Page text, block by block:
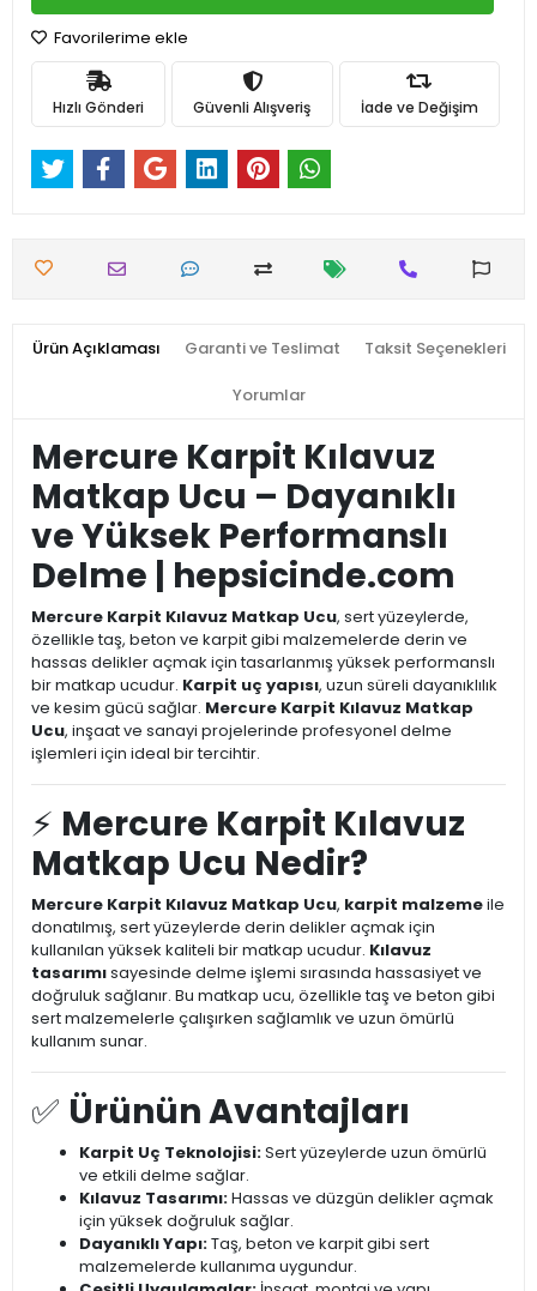
Favorilerime ekle
Hızlı Gönderi Güvenli Alışveriş İade ve Değişim
Ürün Açıklaması Garanti ve Teslimat Taksit Seçenekleri
Yorumlar
Mercure Karpit Kılavuz
Matkap Ucu – Dayanıklı
ve Yüksek Performanslı
Delme | hepsicinde.com
Mercure Karpit Kılavuz Matkap Ucu, sert yüzeylerde,
özellikle taş, beton ve karpit gibi malzemelerde derin ve
hassas delikler açmak için tasarlanmış yüksek performanslı
bir matkap ucudur. Karpit uç yapısı, uzun süreli dayanıklılık
ve kesim gücü sağlar. Mercure Karpit Kılavuz Matkap
Ucu, inşaat ve sanayi projelerinde profesyonel delme
işlemleri için ideal bir tercihtir.
⚡ Mercure Karpit Kılavuz
Matkap Ucu Nedir?
Mercure Karpit Kılavuz Matkap Ucu, karpit malzemeile
donatılmış, sert yüzeylerde derin delikler açmak için
kullanılan yüksek kaliteli bir matkap ucudur. Kılavuz
tasarımısayesinde delme işlemi sırasında hassasiyet ve
doğruluk sağlanır. Bu matkap ucu, özellikle taş ve beton gibi
sert malzemelerle çalışırken sağlamlık ve uzun ömürlü
kullanım sunar.
✅ Ürünün Avantajları
Karpit Uç Teknolojisi:Sert yüzeylerde uzun ömürlü
ve etkili delme sağlar.
Kılavuz Tasarımı:Hassas ve düzgün delikler açmak
için yüksek doğruluk sağlar.
Dayanıklı Yapı:Taş, beton ve karpit gibi sert
malzemelerde kullanıma uygundur.